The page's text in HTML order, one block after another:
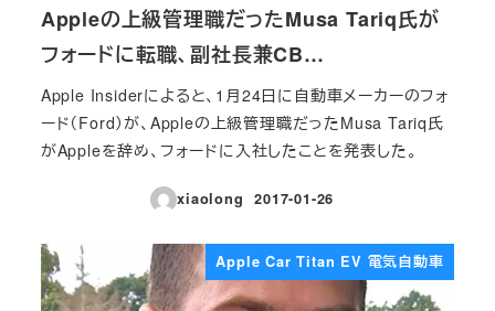
Appleの上級管理職だったMusa Tariq氏が
フォードに転職、副社長兼CB…
Apple Insiderによると、1月24日に自動車メーカーのフォ
ード（Ford）が、Appleの上級管理職だったMusa Tariq氏
がAppleを辞め、フォードに入社したことを発表した。
xiaolong
投稿日
2017-01-26
Apple Car Titan EV 電気自動車